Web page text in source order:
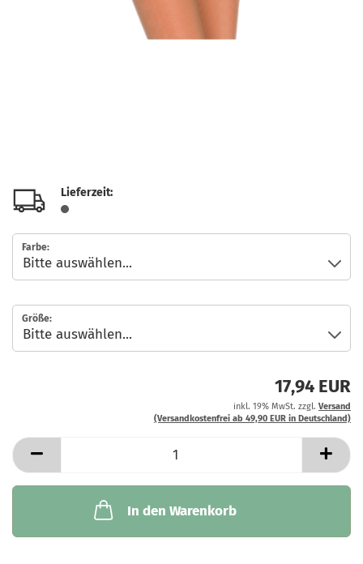
Lieferzeit:
Farbe:
Größe:
17,94 EUR
inkl. 19% MwSt. zzgl. Versand
(Versandkostenfrei ab 49,90 EUR in Deutschland)
In den Warenkorb